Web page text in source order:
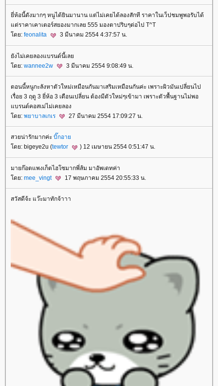
ี่ห้อนี้ดังมากๆ หนูได้ยินมานาน แต่ไม่เคยได้ลองสักที ราคาในเว็ปชมพูพอรับได้
ต่ราคาเคาเตอร์สยองมากเลย 555 มองตาปริบๆต่อไป T^T
ดย: feonalita 3 มีนาคม 2554 4:37:57 น.
ังไม่เคยลองแบรนด์นี้เล
ดย: wannee2w 3 มีนาคม 2554 9:08:49 น.
ตอนนี้หนูกะลังหาตัวใหม่เหมือนกันมาเสริมเหมือนกันค่ะ เพราะผิวมันเปลี่ยนไป
เรื่อย 3 ฤดู 3 ยี่ห้อ 3 เดือนเปลี่ยน ต้องมีตัวใหม่ๆเข้ามา เพราะตัวพื้นฐานไม่พอ
บรนด์คอสเม่ไม่เคยลอง
ดย: พยาบาลเกเร 27 มีนาคม 2554 17:09:27 น.
สวยน่ารักมากค่ะ บิ๊กอา
ดย: bigeye2u (tewtor ) 12 เมษายน 2554 0:51:47 น.
มายก๊อตแพงเก็ตไฮโซมากพี่ส้ม มาอัพเดทค่า
ดย: mee_vingt 17 พฤษภาคม 2554 20:55:33 น.
สวัสดีจ้ะ แว๊ะมาทักจ้าาา